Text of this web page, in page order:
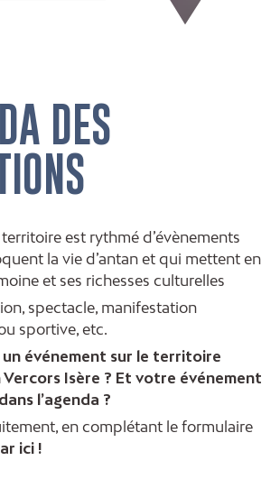
DES
territoire est rythmé d’évènements
la vie d’antan et qui mettent en
et ses richesses culturelles
spectacle, manifestation
sportive, etc.
un événement sur le territoire
Isère ? Et votre événement
l’agenda ?
en complétant le formulaire
ici !